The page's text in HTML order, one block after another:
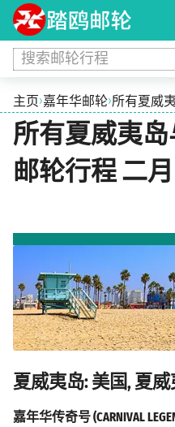
搜索邮轮行程
主页›嘉年华邮轮›所有夏威
所有夏威夷
邮轮行程 二月
夏威夷岛: 美国, 夏
嘉年华传奇号 (CARNIVAL